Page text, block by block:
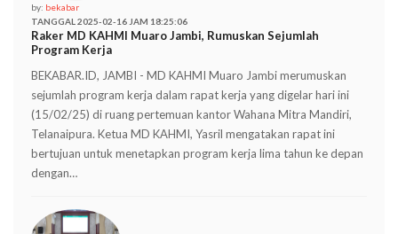
by: bekabar
TANGGAL 2025-02-16 JAM 18:25:06
Raker MD KAHMI Muaro Jambi, Rumuskan Sejumlah
Program Kerja
BEKABAR.ID, JAMBI - MD KAHMI Muaro Jambi merumuskan
sejumlah program kerja dalam rapat kerja yang digelar hari ini
(15/02/25) di ruang pertemuan kantor Wahana Mitra Mandiri,
Telanaipura. Ketua MD KAHMI, Yasril mengatakan rapat ini
bertujuan untuk menetapkan program kerja lima tahun ke depan
dengan…